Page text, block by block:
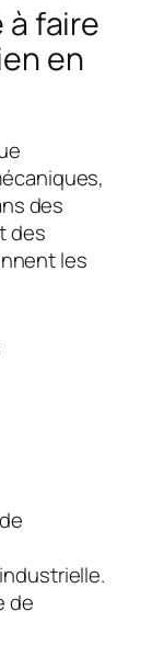
faire
en
des
des
les
de